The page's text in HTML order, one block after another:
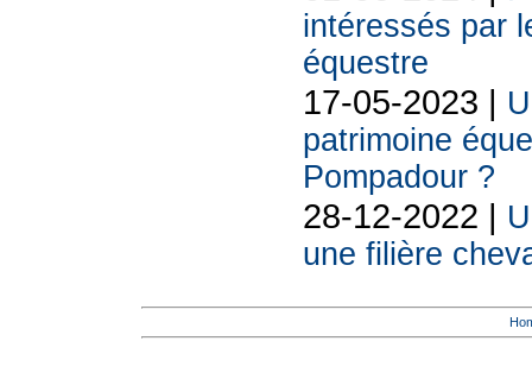
intéressés par
équestre
17-05-2023 |
patrimoine
Pompadour ?
28-12-2022 |
une filière